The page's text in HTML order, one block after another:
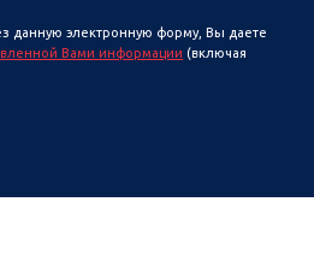
данную электронную форму, Вы даете
Вами информации (включая